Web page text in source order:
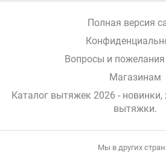
Полная версия
Вопросы и пожелания
Магазинам
Каталог вытяжек 2026 -
вытяжки.
Мы в других